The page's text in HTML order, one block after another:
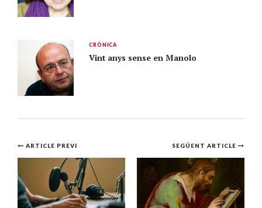
CRÒNICA
Vint anys sense en Manolo
Navegació
per
l'article
SEGÜENT ARTICLE
ARTICLE PREVI